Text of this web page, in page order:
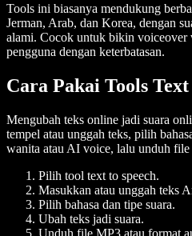
Tools ini biasanya mendukung
Jerman, Arab, dan Korea, dengan
alami. Cocok untuk bikin voiceover
pengguna dengan keterbatasan.
Cara Pakai Tools
Mengubah teks online jadi suara
tempel atau unggah teks, pilih
wanita atau AI voice, lalu unduh file
Pilih tool text to speech.
Masukkan atau unggah teks
Pilih bahasa dan tipe suara.
Ubah teks jadi suara.
Unduh file MP3 atau format